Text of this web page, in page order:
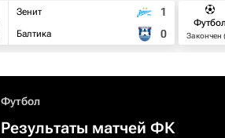
Зенит
Балтика
1
0
Футбол
Закончен
Футбол
Результаты матчей ФК